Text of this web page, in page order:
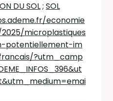
DU SOL; SOL
economie
microplastiques
potentiellement-im
?utm_camp